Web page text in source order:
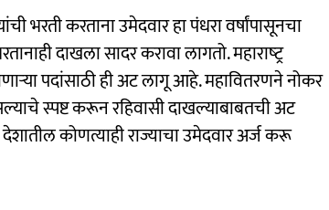
भरती करताना उमेदवार हा पंधरा वर्षांपासूनचा
दाखला सादर करावा लागतो. महाराष्‍ट्र
पदांसाठी ही अट लागू आहे. महावितरणने नोकर
स्पष्ट करून रहिवासी दाखल्याबाबतची अट
कोणत्याही राज्याचा उमेदवार अर्ज करू